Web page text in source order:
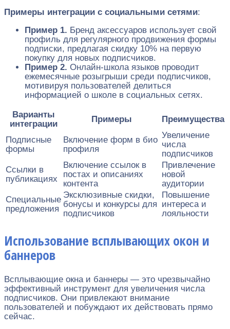
Примеры интеграции с социальными сетями:
Пример 1. Бренд аксессуаров использует свой
профиль для регулярного продвижения формы
подписки, предлагая скидку 10% на первую
покупку для новых подписчиков.
Пример 2. Онлайн-школа языков проводит
ежемесячные розыгрыши среди подписчиков,
мотивируя пользователей делиться
информацией о школе в социальных сетях.
Варианты
интеграции
Примеры Преимущества
Подписные
формы
Включение форм в био
профиля
Увеличение
числа
подписчиков
Ссылки в
публикациях
Включение ссылок в
постах и описаниях
контента
Привлечение
новой
аудитории
Специальные
предложения
Эксклюзивные скидки,
бонусы и конкурсы для
подписчиков
Повышение
интереса и
лояльности
Использование всплывающих окон и
баннеров
Всплывающие окна и баннеры — это чрезвычайно
эффективный инструмент для увеличения числа
подписчиков. Они привлекают внимание
пользователей и побуждают их действовать прямо
сейчас.